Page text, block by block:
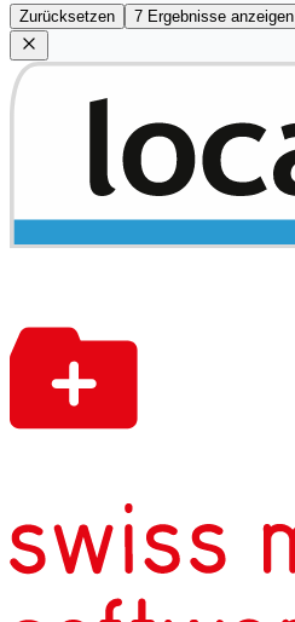
Zurücksetzen 7 Ergebnisse anzeigen